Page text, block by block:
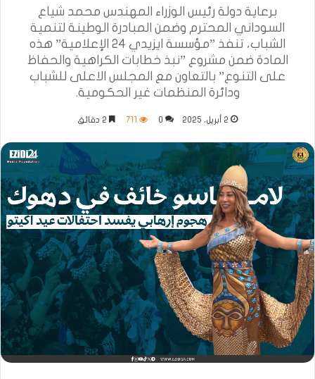
برعاية دولة رئيس الوزراء المهندس محمد شياع
السوداني المحترم وضمن المبادرة الوطينة لتنمية
الشباب، تنفذ ”مؤسسة ايزيدي 24 الإعلامية” هذه
المادة ضمن مشروع ”نبذ خطابات الكراهية والحفاظ
على التنوع” بالتعاون مع المجلس الاعلى للشباب
ودائرة المنظمات غير الحكومية.
2 أبريل، 2025 0
711